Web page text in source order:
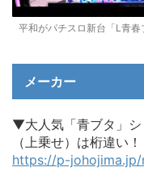
平和がパチスロ新台「L青
メーカー
▼大人気「青ブタ」シ
（上乗せ）は桁違い！
https://p-